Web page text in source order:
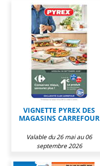
VIGNETTE PYREX DES
MAGASINS CARREFOUR
Valable du 26 mai au 06
septembre 2026